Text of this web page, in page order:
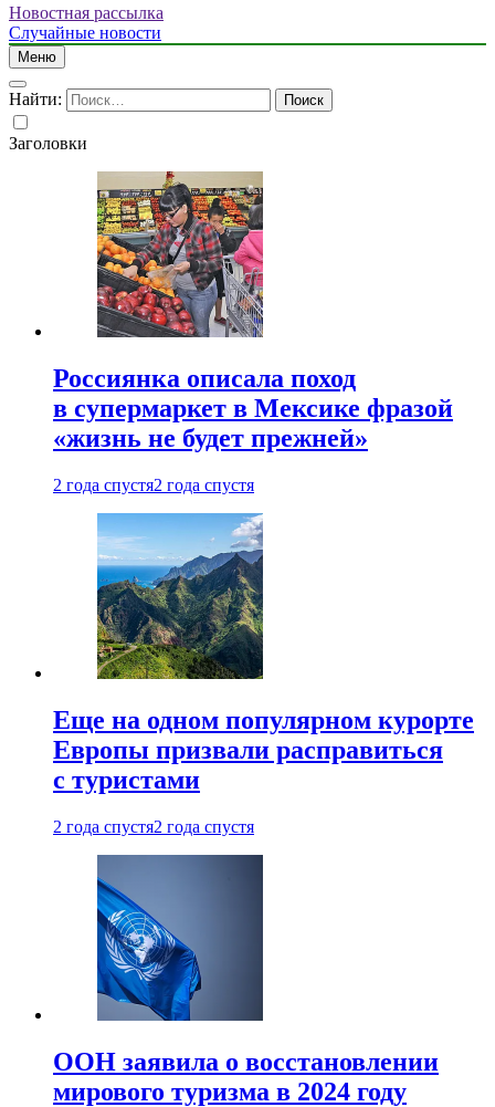
Новостная рассылка
Случайные новости
Меню
Найти:
Заголовки
Россиянка описала поход
в супермаркет в Мексике фразой
«жизнь не будет прежней»
2 года спустя2 года спустя
Еще на одном популярном курорте
Европы призвали расправиться
с туристами
2 года спустя2 года спустя
ООН заявила о восстановлении
мирового туризма в 2024 году